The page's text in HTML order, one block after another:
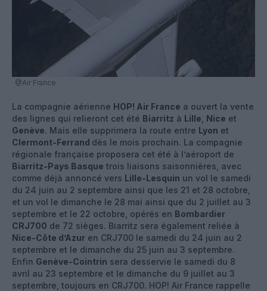
@Air France
La compagnie aérienne HOP! Air France a ouvert la vente
des lignes qui relieront cet été Biarritz à Lille Nice et
Genève. Mais elle supprimera la route entre Lyon et
Clermont-Ferrand dès le mois prochain. La compagnie
régionale française proposera cet été à l’aéroport de
Biarritz-Pays Basque trois liaisons saisonnières, avec
comme déjà annoncé vers Lille-Lesquin un vol le samedi
du 24 juin au 2 septembre ainsi que les 21 et 28 octobre,
et un vol le dimanche le 28 mai ainsi que du 2 juillet au 3
septembre et le 22 octobre, opérés en Bombardier
CRJ700 de 72 sièges. Biarritz sera également reliée à
Nice-Côte d’Azur en CRJ700 le samedi du 24 juin au 2
septembre et le dimanche du 25 juin au 3 septembre.
Enfin Genève-Cointrin sera desservie le samedi du 8
avril au 23 septembre et le dimanche du 9 juillet au 3
septembre, toujours en CRJ700. HOP! Air France rappelle